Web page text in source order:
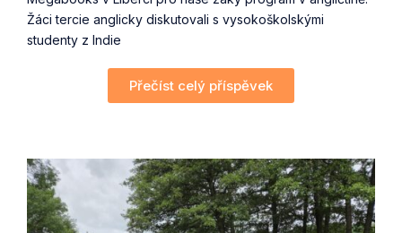
Žáci tercie anglicky diskutovali s vysokoškolskými
studenty z Indie
Přečíst celý příspěvek